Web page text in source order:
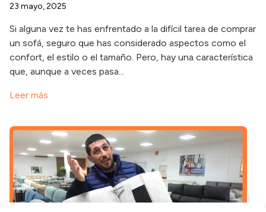
23 mayo, 2025
Si alguna vez te has enfrentado a la difícil tarea de comprar
un sofá, seguro que has considerado aspectos como el
confort, el estilo o el tamaño. Pero, hay una característica
que, aunque a veces pasa...
Leer más